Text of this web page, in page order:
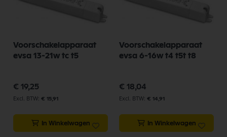
Voorschakelapparaat
evsa 13-21w tc t5
€ 19,25
€ 15,91
In Winkelwagen
Voorschakelapparaat
evsa 6-16w t4 t5t t8
€ 18,04
€ 14,91
In Winkelwagen